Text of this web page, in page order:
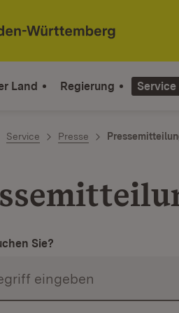
Land Regierung Service
Service Presse
Sie?